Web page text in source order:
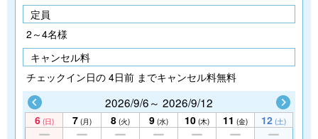
定員
2～4名様
キャンセル料
チェックイン日の 4日前 までキャンセル料無料
2026/9/6～ 2026/9/12
6 (日) 7 (月) 8 (火) 9 (水) 10 (木) 11 (金) 12 (土)